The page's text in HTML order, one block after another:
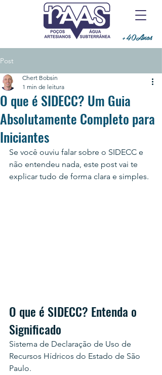
+40Anos
Post
O que é SIDECC? Um Guia
Absolutamente Completo para
Iniciantes
Chert Bobsin
1 min de leitura
Se você ouviu falar sobre o SIDECC e
não entendeu nada, este post vai te
explicar tudo de forma clara e simples.
O que é SIDECC? Entenda o
Significado
Sistema de Declaração de Uso de
Recursos Hídricos do Estado de São
Paulo.